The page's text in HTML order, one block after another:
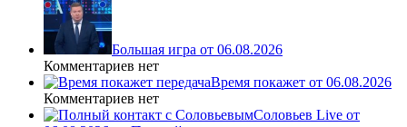
Большая игра от 06.08.2026
Комментариев нет
Время покажет от 06.08.2026
Комментариев нет
Соловьев Live от